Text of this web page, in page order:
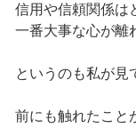
信用や信頼関係は
一番大事な心が離
というのも私が見
前にも触れたこと